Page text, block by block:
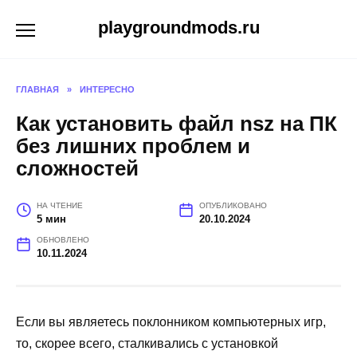
playgroundmods.ru
ГЛАВНАЯ » ИНТЕРЕСНО
Как установить файл nsz на ПК
без лишних проблем и
сложностей
НА ЧТЕНИЕ
5 мин
ОПУБЛИКОВАНО
20.10.2024
ОБНОВЛЕНО
10.11.2024
Если вы являетесь поклонником компьютерных игр,
то, скорее всего, сталкивались с установкой